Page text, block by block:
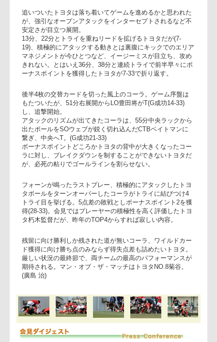
やくコーラ陣ゴール前からモールを押し込んだトヨタ、右へ
展開したボールをCTB山内がキレ鋭くゴールへ切れ込みT。
(G成功7-7)
追いついたトヨタは落ち着いてゲームを進めるかと思われた
が、強引なオープンアタックをインターセプトされるなど不
安定さが目立つ展開。
19)、積極的にアタックする動きとは裏腹にキックでのエリア
マネジメントが今ひとつなど、イージーミスが目立ち、攻め
きれない。とはいえ36分、38分と連続トライで前半早々にボ
ーナスポイントを獲得したトヨタが7-33で折り返す。
後半4枚の交替カードを切った風上のコーラ。ゲーム序盤は
もたついたが、51分右展開からLO豊田将がT(G成功14-33)
し、追撃開始。
出たボールをSOウェブが鋭く切れ込んだCTBベイトマンに
繋ぎ、中央へT。(G成功21-33)
ボーナスポイントどころかトヨタの背中が大きくなったコー
ラに対し、ブレイクダウンを制することができないトヨタだ
が、必死の粘りでゴールラインを割らせない。
フォーンが鳴ったラストプレー、積極的にアタックしたトヨ
タボールをターンオーバーしたコーラがトライに結びつけ4
トライ目を挙げる。5点差の敗戦としボーナスポイント2を獲
得(28-33)。会見ではプレーヤーの積極性を高く評価したトヨ
残留に向け勝利しか残された道が無いコーラ、ワイルドカー
ド獲得に向け勝ち点のみならず得失点差も詰めたいトヨタ。
厳しい状況の最終節で、両チームの最高のパフォーマンスが
期待される。マン・オブ・ザ・マッチはトヨタNO.8菊谷。